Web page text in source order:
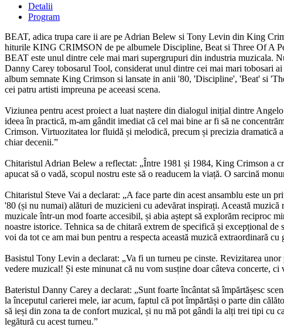
Detalii
Program
BEAT, adica trupa care ii are pe Adrian Belew si Tony Levin din King
hiturile KING CRIMSON de pe albumele Discipline, Beat si Three Of A
BEAT este unul dintre cele mai mari supergrupuri din industria
Danny Carey tobosarul Tool, considerat unul dintre cei mai mari tobosari
album semnate King Crimson si lansate in anii '80, 'Discipline', 'Beat' si
cei patru artisti impreuna pe aceeasi scena.
Viziunea pentru acest proiect a luat naștere din dialogul inițial dintre
ideea în practică, m-am gândit imediat că cel mai bine ar fi să ne
Crimson. Virtuozitatea lor fluidă și melodică, precum și precizia
chiar decenii.”
Chitaristul Adrian Belew a reflectat: „Între 1981 și 1984, King Crimson a
apucat să o vadă, scopul nostru este să o readucem la viață. O sarcină
Chitaristul Steve Vai a declarat: „A face parte din acest ansamblu este un
'80 (și nu numai) alături de muzicieni cu adevărat inspirați. Această
muzicale într-un mod foarte accesibil, și abia aștept să explorăm reciproc
noastre istorice. Tehnica sa de chitară extrem de specifică și excepțional
voi da tot ce am mai bun pentru a respecta această muzică extraordinară
Basistul Tony Levin a declarat: „Va fi un turneu pe cinste. Revizitarea
vedere muzical! Și este minunat că nu vom susține doar câteva concerte,
Bateristul Danny Carey a declarat: „Sunt foarte încântat să împărtășesc
la începutul carierei mele, iar acum, faptul că pot împărtăși o parte din
să ieși din zona ta de confort muzical, și nu mă pot gândi la alți trei tipi cu
legătură cu acest turneu.”